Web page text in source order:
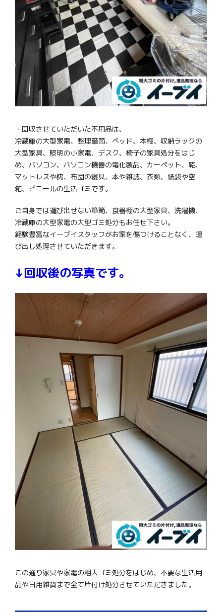
・回収させていただいた不用品は、
冷蔵庫の大型家電、整理箪笥、ベッド、本棚、収納ラックの
大型家具、照明の小家電、デスク、椅子の家具処分をはじ
め、パソコン、パソコン機器の電化製品、カーペット、鞄、
マットレスや枕、布団の寝具、本や雑誌、衣類、紙袋や空
箱、ビニールの生活ゴミです。
ご自身では運び出せない箪笥、食器棚の大型家具、洗濯機、
冷蔵庫の大型家電の大型ゴミ処分もお任せ下さい。
経験豊富なイーブイスタッフがお家を傷つけることなく、運
び出し処理させていただきます。
↓回収後の写真です。
この通り家具や家電の粗大ゴミ処分をはじめ、不要な生活用
品や日用雑貨まで全て片付け処分させていただきました。